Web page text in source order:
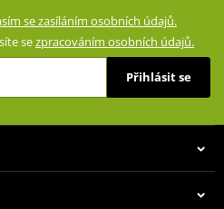
zdvojením materiálu
chrániče loktů a ramen
Level 2)
prodyšná membrána
se zasíláním osobních údajů.
sezpracováním osobních údajů.
Přihlásit se